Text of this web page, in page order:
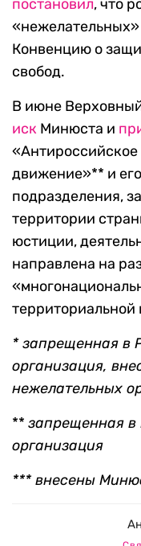
постановил, что
Конвенцию о
свобод.
В июне
иск Минюста и
«Антироссийское
движение»** и
подразделения,
территории
юстиции,
направлена на
территориальной
* запрещенная в
организация,
нежелательных
** запрещенная в
организация
*** внесены